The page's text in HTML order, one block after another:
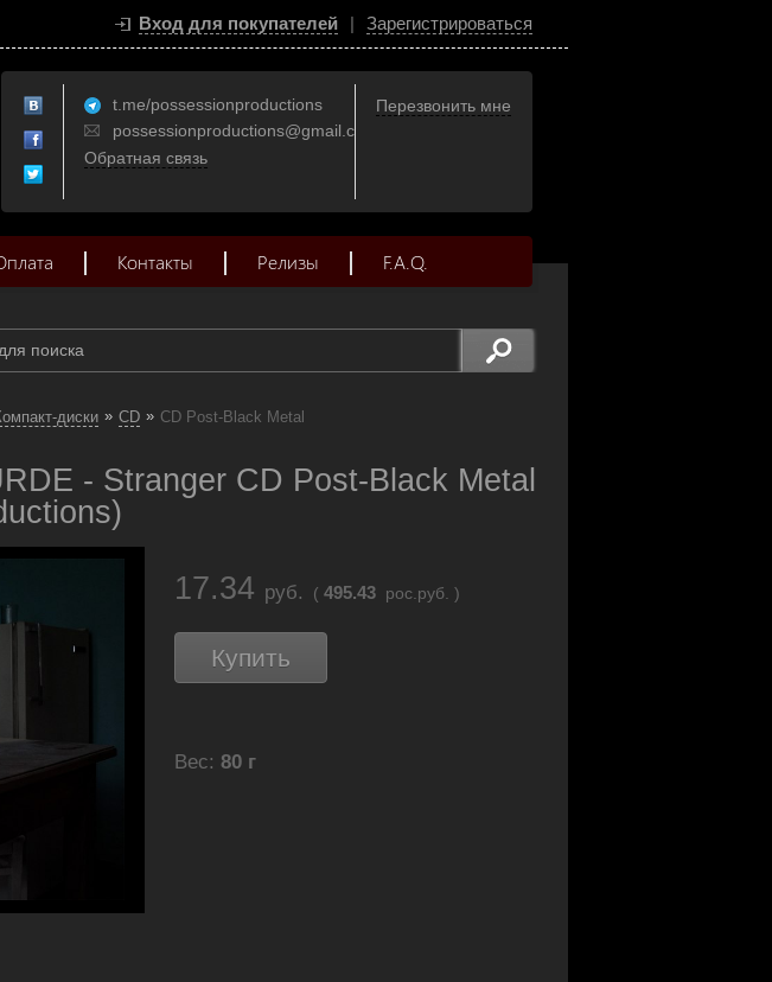
Вход для покупателей | Зарегистрироваться
t.me/possessionproductions
possessionproductions@gmail.com
Обратная связь
Перезвонить мне
Контакты Релизы F.A.Q.
диски » CD » CD Post-Black Metal
- Stranger CD Post-Black Metal
17.34 руб. ( 495.43 рос.руб. )
Купить
Вес: 80 г